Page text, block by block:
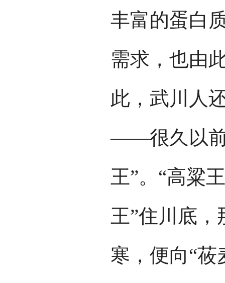
丰富的蛋白
需求，也由
此，武川人
——很久以前
王”。“高粱
王”住川底，
寒，便向“莜